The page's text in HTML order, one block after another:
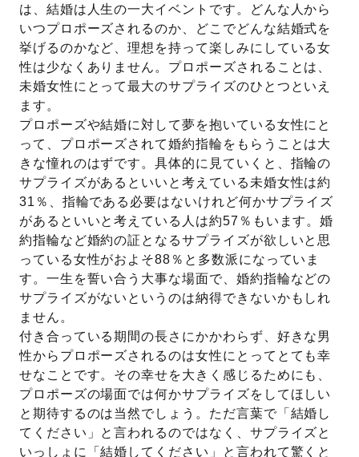
は、結婚は人生の一大イベントです。どんな人から
いつプロポーズされるのか、どこでどんな結婚式を
挙げるのかなど、理想を持って楽しみにしている女
性は少なくありません。プロポーズされることは、
未婚女性にとって最大のサプライズのひとつといえ
ます。
プロポーズや結婚に対して夢を抱いている女性にと
って、プロポーズされて婚約指輪をもらうことは大
きな憧れのはずです。具体的に見ていくと、指輪の
サプライズがあるといいと考えている未婚女性は約
31％、指輪である必要はないけれど何かサプライズ
があるといいと考えている人は約57％もいます。婚
約指輪など婚約の証となるサプライズが欲しいと思
っている女性がおよそ88％と多数派になっていま
す。一生を誓い合う大事な場面で、婚約指輪などの
サプライズがないというのは納得できないかもしれ
ません。
付き合っている期間の長さにかかわらず、好きな男
性からプロポーズされるのは女性にとってとても幸
せなことです。その幸せを大きく感じるためにも、
プロポーズの場面では何かサプライズをしてほしい
と期待するのは当然でしょう。ただ言葉で「結婚し
てください」と言われるのではなく、サプライズと
いっしょに「結婚してください」と言われて驚くと